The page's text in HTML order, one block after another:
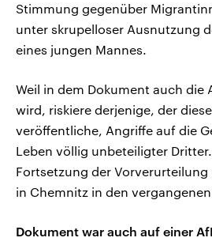
Stimmung gegenüber
unter skrupelloser Ausnutzung
eines jungen Mannes.
Weil in dem Dokument auch die
wird, riskiere derjenige, der
veröffentliche, Angriffe auf die
Leben völlig unbeteiligter
Fortsetzung der
in Chemnitz in den
Dokument war auch auf einer